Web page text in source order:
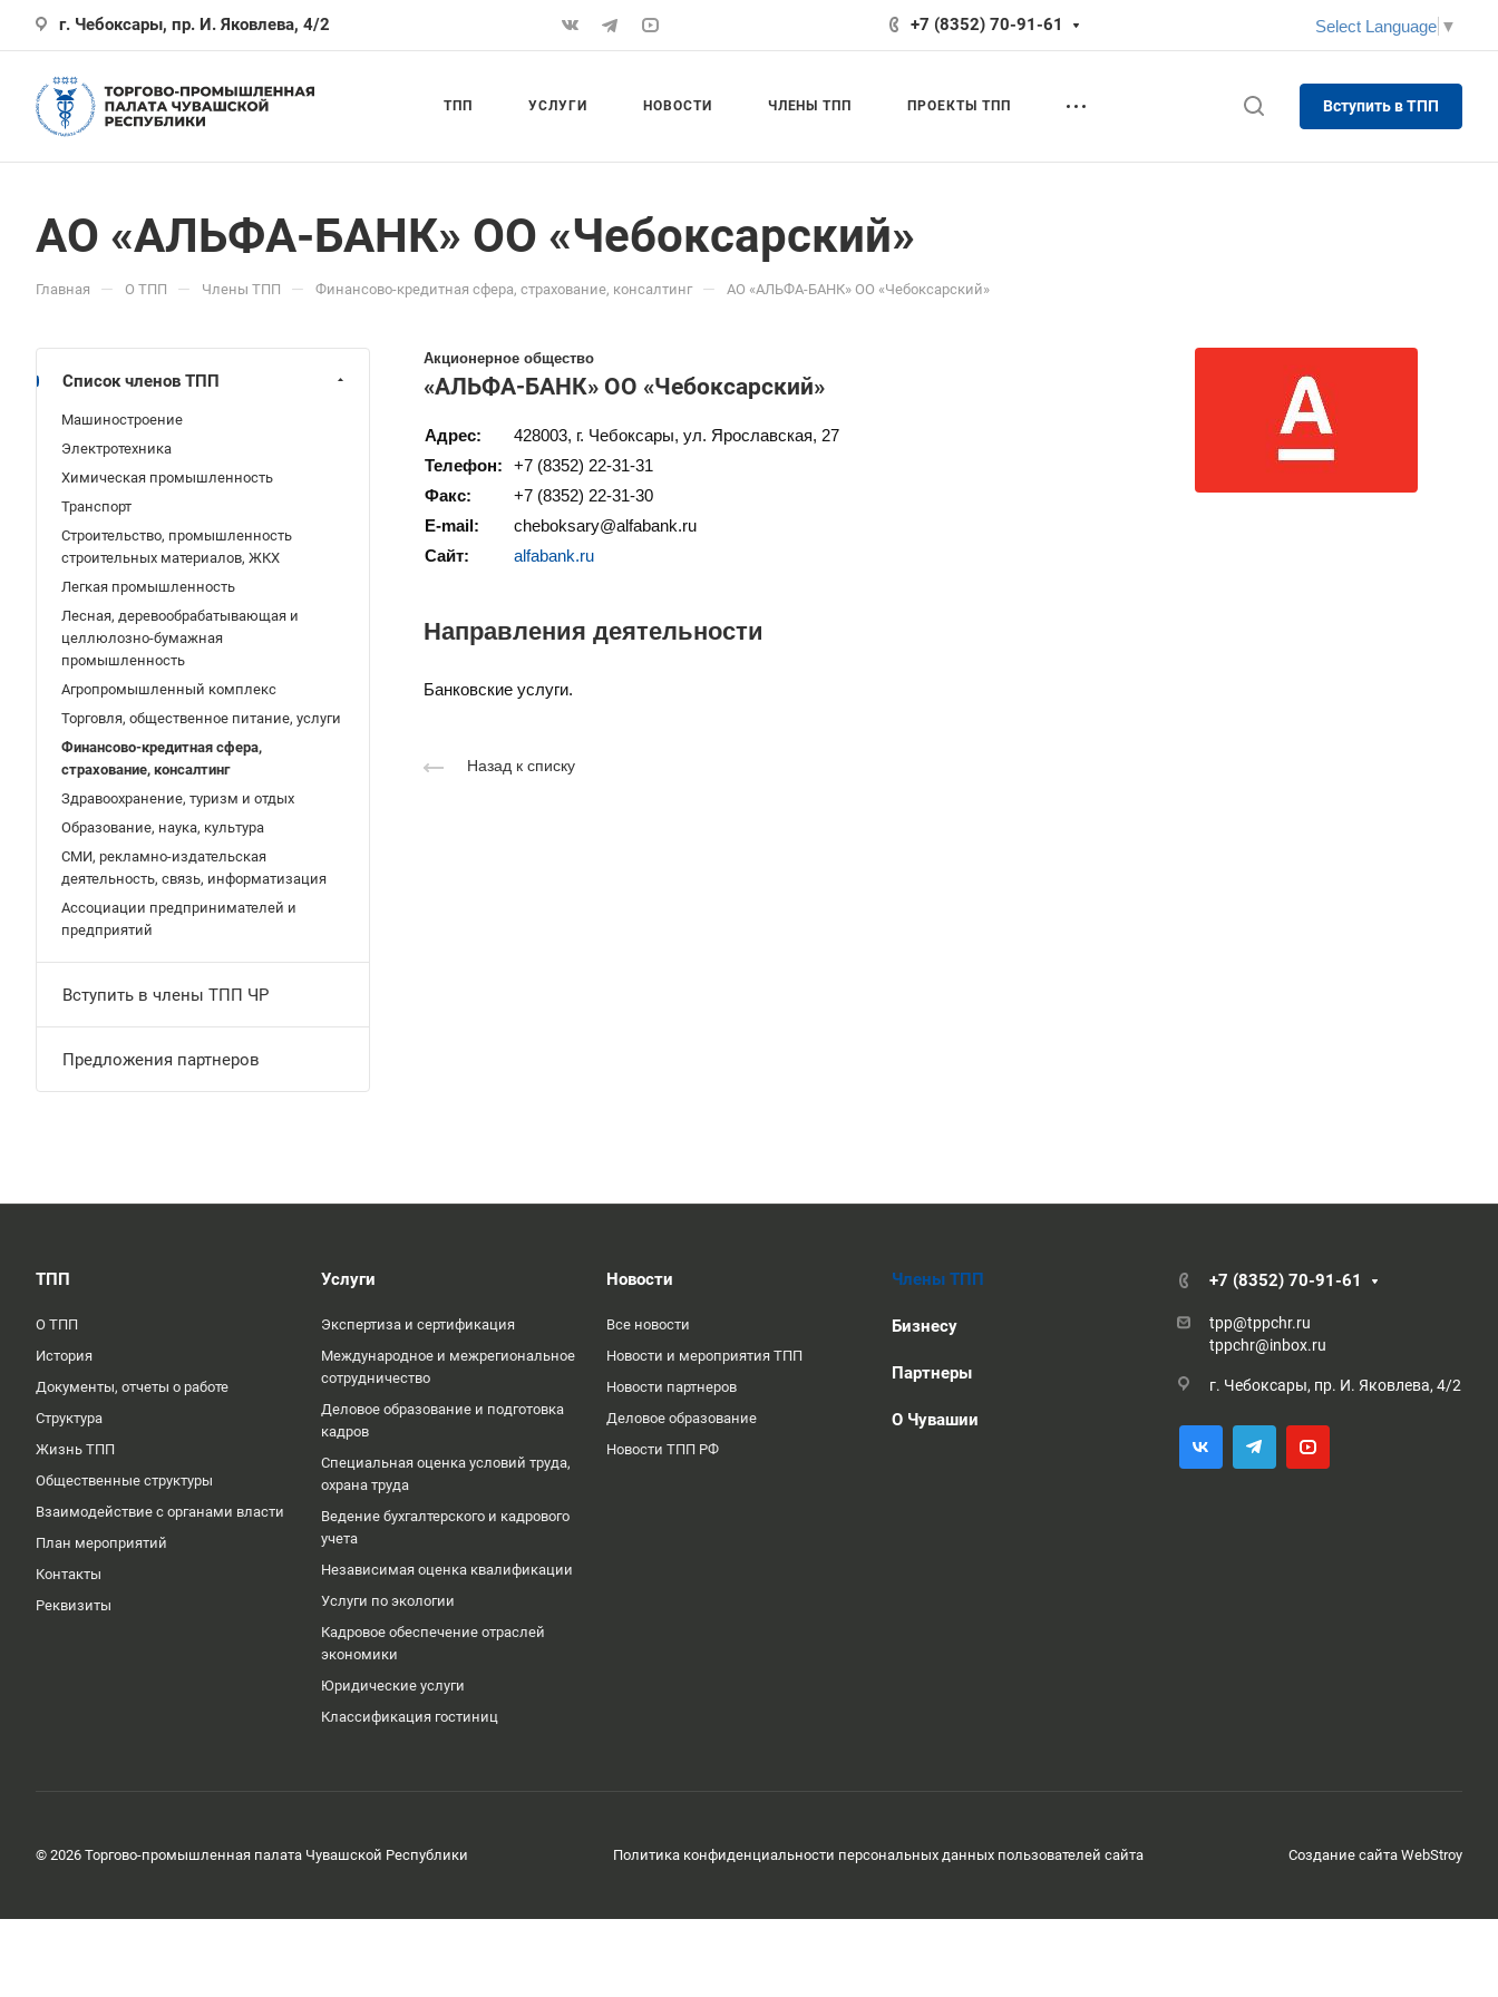
г. Чебоксары, пр. И. Яковлева, 4/2 +7 (8352) 70-91-61 Select Language ▼
ТПП УСЛУГИ НОВОСТИ ЧЛЕНЫ ТПП ПРОЕКТЫ ТПП Вступить в ТПП
АО «АЛЬФА-БАНК» ОО «Чебоксарский»
Главная — О ТПП — Члены ТПП — Финансово-кредитная сфера, страхование, консалтинг — АО «АЛЬФА-БАНК» ОО «Чебоксарский»
Акционерное общество
«АЛЬФА-БАНК» ОО «Чебоксарский»
Адрес:
428003, г. Чебоксары, ул. Ярославская, 27
Телефон:
+7 (8352) 22-31-31
Факс:
+7 (8352) 22-31-30
E-mail:
cheboksary@alfabank.ru
Сайт:
alfabank.ru
Направления деятельности
Банковские услуги.
Назад к списку
Список членов ТПП
Машиностроение
Электротехника
Химическая промышленность
Транспорт
Строительство, промышленность
строительных материалов, ЖКХ
Легкая промышленность
Лесная, деревообрабатывающая и
целлюлозно-бумажная
промышленность
Агропромышленный комплекс
Торговля, общественное питание, услуги
Финансово-кредитная сфера,
страхование, консалтинг
Здравоохранение, туризм и отдых
Образование, наука, культура
СМИ, рекламно-издательская
деятельность, связь, информатизация
Ассоциации предпринимателей и
предприятий
Вступить в члены ТПП ЧР
Предложения партнеров
ТПП
О ТПП
История
Документы, отчеты о работе
Структура
Жизнь ТПП
Общественные структуры
Взаимодействие с органами власти
План мероприятий
Контакты
Реквизиты
Услуги
Экспертиза и сертификация
Международное и межрегиональное
сотрудничество
Деловое образование и подготовка
кадров
Специальная оценка условий труда,
охрана труда
Ведение бухгалтерского и кадрового
учета
Независимая оценка квалификации
Услуги по экологии
Кадровое обеспечение отраслей
экономики
Юридические услуги
Классификация гостиниц
Новости
Все новости
Новости и мероприятия ТПП
Новости партнеров
Деловое образование
Новости ТПП РФ
Члены ТПП
Бизнесу
Партнеры
О Чувашии
+7 (8352) 70-91-61
tpp@tppchr.ru
tppchr@inbox.ru
г. Чебоксары, пр. И. Яковлева, 4/2
© 2026 Торгово-промышленная палата Чувашской Республики Политика конфиденциальности персональных данных пользователей сайта Создание сайта WebStroy